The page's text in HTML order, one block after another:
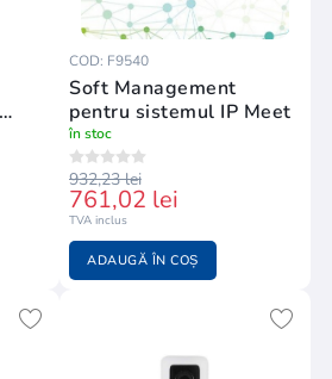
COD: F9540
Soft Management
pentru sistemul IP Meet
în stoc
932,23 lei
761,02 lei
TVA inclus
ADAUGĂ ÎN COȘ